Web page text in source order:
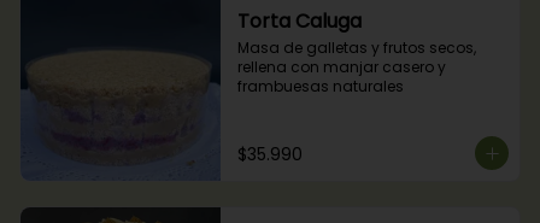
Torta Caluga
Masa de galletas y frutos secos,
rellena con manjar casero y
frambuesas naturales
$35.990